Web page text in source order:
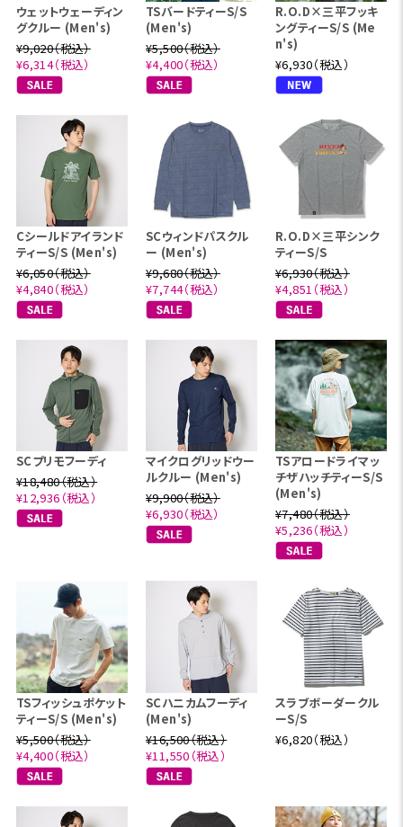
ウェットウェーディン
グクルー (Men's)
¥9,020（税込）
¥6,314（税込）
TSバードティーS/S
(Men's)
¥5,500（税込）
¥4,400（税込）
R.O.D×三平フッキ
ングティーS/S (Me
n's)
¥6,930（税込）
Cシールドアイランド
ティーS/S (Men's)
¥6,050（税込）
¥4,840（税込）
SCウィンドパスクル
ー (Men's)
¥9,680（税込）
¥7,744（税込）
R.O.D×三平シンク
ティーS/S
¥6,930（税込）
¥4,851（税込）
SCプリモフーディ
¥18,480（税込）
¥12,936（税込）
マイクログリッドウー
ルクルー (Men's)
¥9,900（税込）
¥6,930（税込）
TSアロードライマッ
チザハッチティーS/S
(Men's)
¥7,480（税込）
¥5,236（税込）
TSフィッシュポケット
ティーS/S (Men's)
¥5,500（税込）
¥4,400（税込）
SCハニカムフーディ
(Men's)
¥16,500（税込）
¥11,550（税込）
スラブボーダークル
ーS/S
¥6,820（税込）